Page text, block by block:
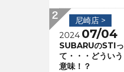
尼崎店 >
2024 07/04
SUBARUのSTIっ
て・・・どういう
意味！？